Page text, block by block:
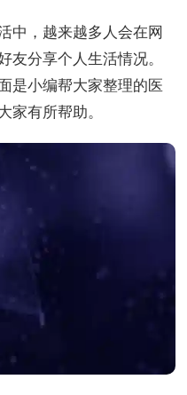
中，越来越多人会在网
友分享个人生活情况。
是小编帮大家整理的医
家有所帮助。